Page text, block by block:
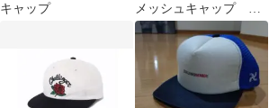
キャップ
メッシュキャップ ア
メカジ ハーレーhot